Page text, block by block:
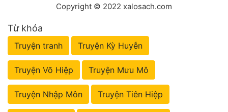
Copyright © 2022 xalosach.com
Từ khóa
Truyện tranh Truyện Kỳ Huyễn
Truyện Võ Hiệp Truyện Mưu Mô
Truyện Nhập Môn Truyện Tiên Hiệp